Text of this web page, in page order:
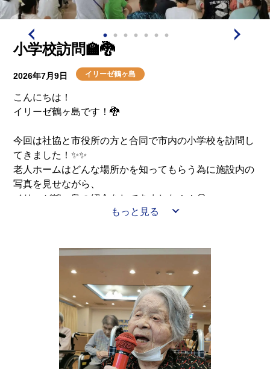
小学校訪問🏫🐉
2026年7月9日 イリーゼ鶴ヶ島
こんにちは！
イリーゼ鶴ヶ島です！🐉
今回は社協と市役所の方と合同で市内の小学校を訪問し
てきました！✨✨
老人ホームはどんな場所かを知ってもらう為に施設内の
写真を見せながら、
イリーゼ鶴ヶ島の紹介をしてきました！！😆
また「認知症」を知ってもらう為に社協の職員さんと協
小学生の皆さんはとても元気で反応が良く、大きな声で
挨拶してくれて
みんな大きな返事をしてくれました！😊
施設を代表して小学校に訪問したホーム長と介護主任、
介護リーダーは緊張していましたが、
本当に頑張ってくれました！！😭✨
もっと見る